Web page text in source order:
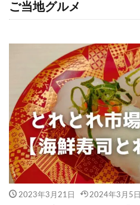
ご当地グルメ
2023年3月21日 2024年3月5日